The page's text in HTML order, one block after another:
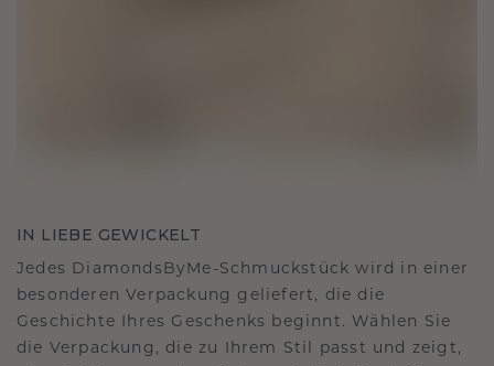
IN LIEBE GEWICKELT
Jedes DiamondsByMe-Schmuckstück wird in einer
besonderen Verpackung geliefert, die die
Geschichte Ihres Geschenks beginnt. Wählen Sie
die Verpackung, die zu Ihrem Stil passt und zeigt,